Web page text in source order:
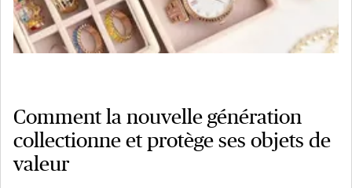
Comment la nouvelle génération
collectionne et protège ses objets de
valeur